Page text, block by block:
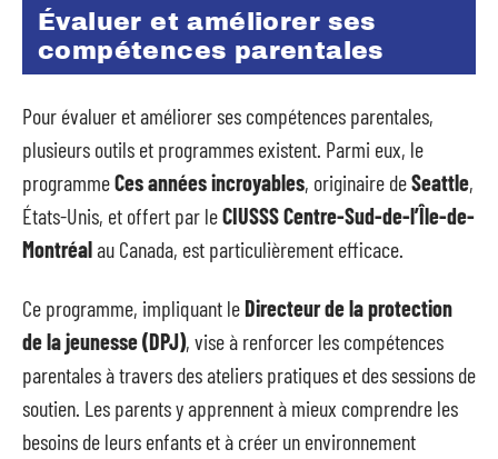
Évaluer et améliorer ses
compétences parentales
Pour évaluer et améliorer ses compétences parentales,
plusieurs outils et programmes existent. Parmi eux, le
programmeCes années incroyables, originaire deSeattle,
États-Unis, et offert par leCIUSSS Centre-Sud-de-l’Île-de-
Montréalau Canada, est particulièrement efficace.
Ce programme, impliquant leDirecteur de la protection
de la jeunesse (DPJ), vise à renforcer les compétences
parentales à travers des ateliers pratiques et des sessions de
soutien. Les parents y apprennent à mieux comprendre les
besoins de leurs enfants et à créer un environnement